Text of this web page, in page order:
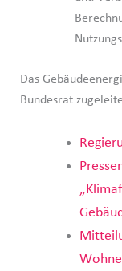
Das
Bundesrat